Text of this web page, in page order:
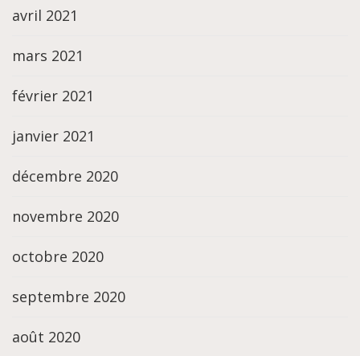
avril 2021
mars 2021
février 2021
janvier 2021
décembre 2020
novembre 2020
octobre 2020
septembre 2020
août 2020